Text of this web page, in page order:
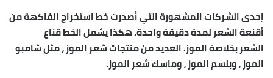
إحدى الشركات المشهورة التي أصدرت خط استخراج الفاكهة من
أقنعة الشعر لمدة دقيقة واحدة. هكذا يشمل الخط قناع
الشعر بخلاصة الموز. العديد من منتجات شعر الموز ، مثل شامبو
الموز ، وبلسم الموز ، وماسك شعر الموز.